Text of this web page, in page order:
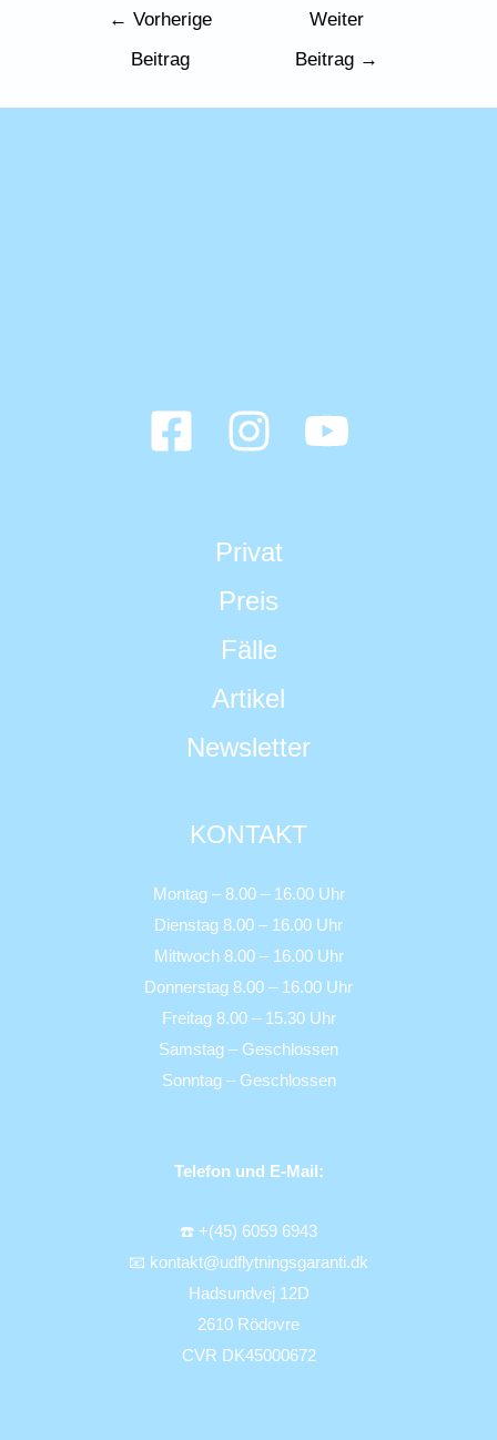
Beitrags-
← Vorherige
Beitrag
Weiter
Beitrag →
Privat
Preis
Fälle
Artikel
Newsletter
KONTAKT
Montag – 8.00 – 16.00 Uhr
Dienstag 8.00 – 16.00 Uhr
Mittwoch 8.00 – 16.00 Uhr
Donnerstag 8.00 – 16.00 Uhr
Freitag 8.00 – 15.30 Uhr
Samstag – Geschlossen
Sonntag – Geschlossen
Telefon und E-Mail:
☎️ +(45) 6059 6943
📧 kontakt@udflytningsgaranti.dk
Hadsundvej 12D
2610 Rödovre
CVR DK45000672